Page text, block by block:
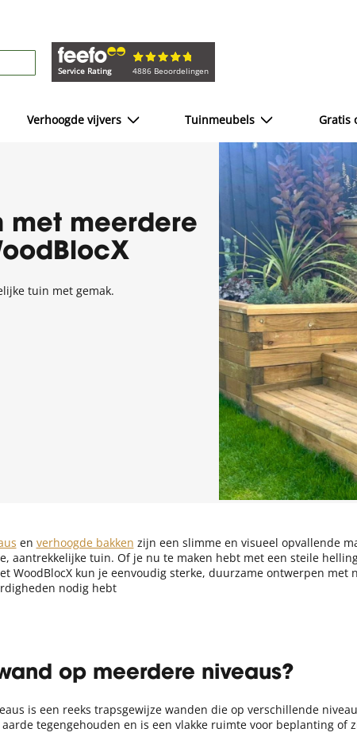
Service Rating 4886 Beoordelingen
Verhoogde vijvers Tuinmeubels Gratis
met meerdere
tuin met gemak.
en verhoogde bakken zijn een slimme en visueel opvallende
aantrekkelijke tuin. Of je nu te maken hebt met een steile
WoodBlocX kun je eenvoudig sterke, duurzame ontwerpen met
nodig hebt
op meerdere niveaus?
is een reeks trapsgewijze wanden die op verschillende
aarde tegengehouden en is een vlakke ruimte voor beplanting